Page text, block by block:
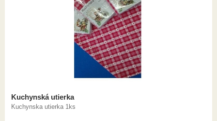
Kuchynská utierka
Kuchynska utierka 1ks